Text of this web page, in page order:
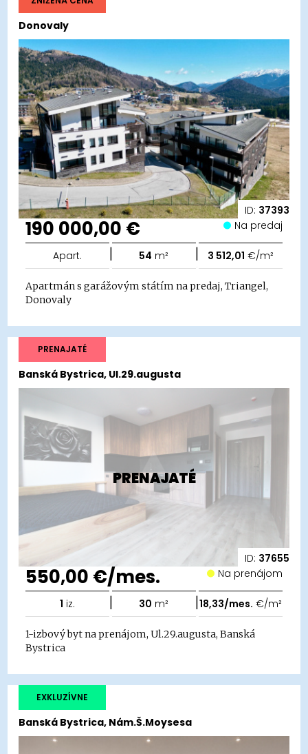
ID: 37393
Donovaly
190 000,00 € Na predaj
Apart. | 54 m² | 3 512,01 €/m²
Apartmán s garážovým státím na predaj, Triangel,
Donovaly
PRENAJATÉ
ID: 37655
Banská Bystrica, Ul.29.augusta
PRENAJATÉ
550,00 €/mes. Na prenájom
1 iz. | 30 m² |18,33/mes. €/m²
1-izbový byt na prenájom, Ul.29.augusta, Banská
Bystrica
Banská Bystrica, Nám.Š.Moysesa
EXKLUZÍVNE